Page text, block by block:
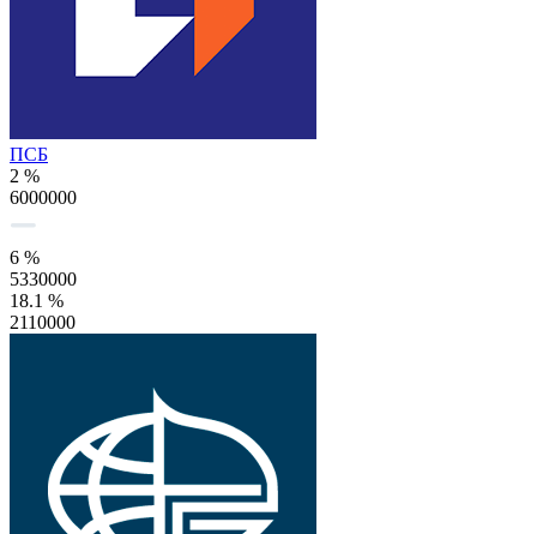
ПСБ
2 %
6000000
6 %
5330000
18.1 %
2110000